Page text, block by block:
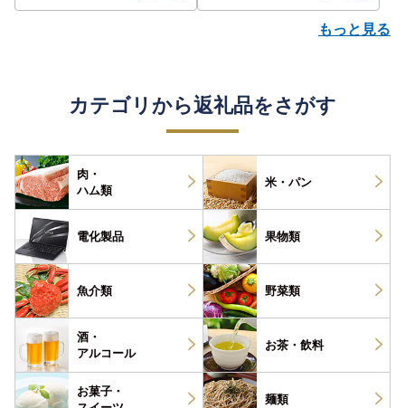
もっと見る
カテゴリから返礼品をさがす
肉・
ハム類
米・パン
電化製品 果物類
魚介類 野菜類
酒・
アルコール
お茶・ 飲料
お菓子・
麺類